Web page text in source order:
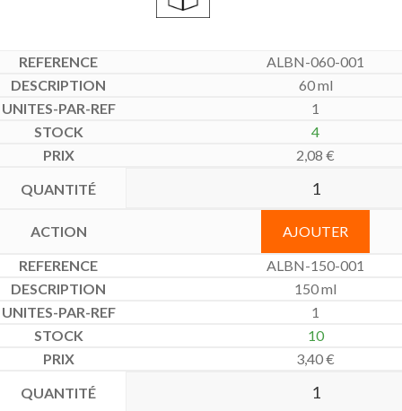
ALBN-060-001
60 ml
1
4
2,08 €
AJOUTER
ALBN-150-001
150 ml
1
10
3,40€